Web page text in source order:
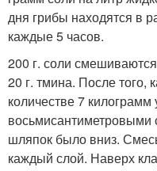
дня грибы находятся в
каждые 5 часов.
200 г. соли
20 г. тмина. После того,
количестве 7
шляпок было вниз.
каждый слой. Наверх